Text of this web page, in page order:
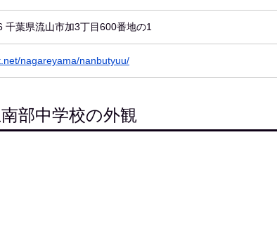
千葉県流山市加3丁目600番地の1
nagareyama/nanbutyuu/
部中学校の外観